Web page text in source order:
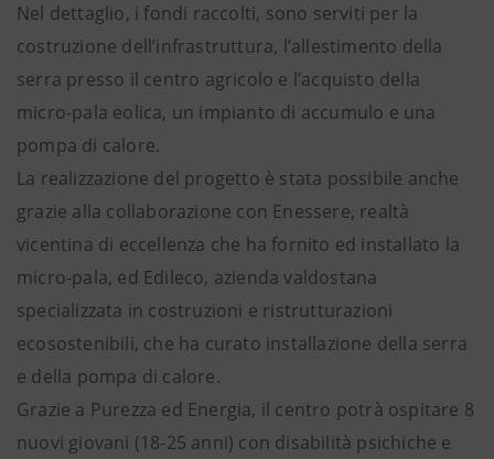
Nel dettaglio, i fondi raccolti, sono serviti per la
costruzione dell’infrastruttura, l’allestimento della
serra presso il centro agricolo e l’acquisto della
micro-pala eolica, un impianto di accumulo e una
pompa di calore.
La realizzazione del progetto è stata possibile anche
grazie alla collaborazione con Enessere, realtà
vicentina di eccellenza che ha fornito ed installato la
micro-pala, ed Edileco, azienda valdostana
specializzata in costruzioni e ristrutturazioni
ecosostenibili, che ha curato installazione della serra
e della pompa di calore.
Grazie a Purezza ed Energia, il centro potrà ospitare 8
nuovi giovani (18-25 anni) con disabilità psichiche e